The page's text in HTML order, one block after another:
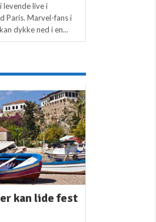
levende live i
Paris. Marvel-fans i
dykke ned i en...
kan lide fest